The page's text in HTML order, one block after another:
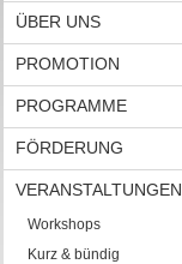
ÜBER UNS
PROMOTION
PROGRAMME
FÖRDERUNG
VERANSTALTUNGEN
Workshops
Kurz & bündig